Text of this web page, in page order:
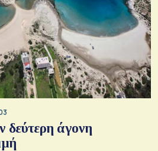
δεύτερη άγονη